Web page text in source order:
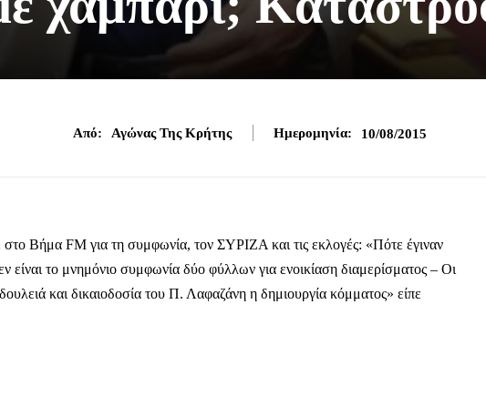
Από: Αγώνας Της Κρήτης Ημερομηνία: 10/08/2015
Βήμα FM για τη συμφωνία, τον ΣΥΡΙΖΑ και τις εκλογές: «Πότε έγιναν
είναι το μνημόνιο συμφωνία δύο φύλλων για ενοικίαση διαμερίσματος – Οι
και δικαιοδοσία του Π. Λαφαζάνη η δημιουργία κόμματος» είπε